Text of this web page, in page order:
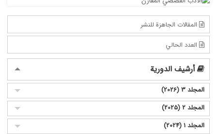
المقالات الجاهزة للنشر
العدد الحالي
أرشيف الدورية
المجلد 3 (2026)
المجلد 2 (2025)
المجلد 1 (2024)